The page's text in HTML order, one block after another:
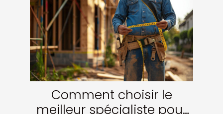
Comment choisir le
meilleur spécialiste pour